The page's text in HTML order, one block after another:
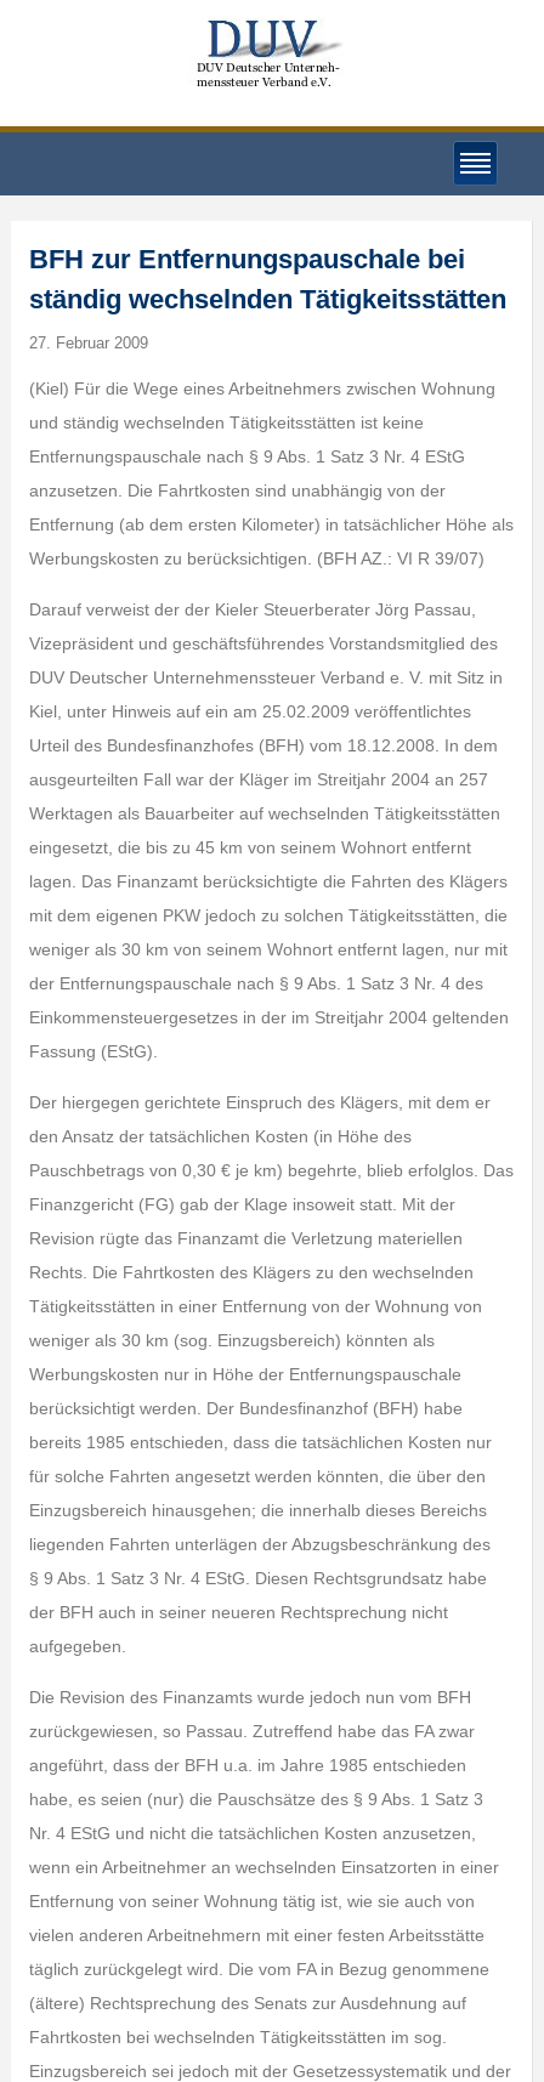
BFH zur Entfernungspauschale bei
ständig wechselnden Tätigkeitsstätten
27. Februar 2009
(Kiel) Für die Wege eines Arbeitnehmers zwischen Wohnung
und ständig wechselnden Tätigkeitsstätten ist keine
Entfernungspauschale nach § 9 Abs. 1 Satz 3 Nr. 4 EStG
anzusetzen. Die Fahrtkosten sind unabhängig von der
Entfernung (ab dem ersten Kilometer) in tatsächlicher Höhe als
Werbungskosten zu berücksichtigen. (BFH AZ.: VI R 39/07)
Darauf verweist der der Kieler Steuerberater Jörg Passau,
Vizepräsident und geschäftsführendes Vorstandsmitglied des
DUV Deutscher Unternehmenssteuer Verband e. V. mit Sitz in
Kiel, unter Hinweis auf ein am 25.02.2009 veröffentlichtes
Urteil des Bundesfinanzhofes (BFH) vom 18.12.2008. In dem
ausgeurteilten Fall war der Kläger im Streitjahr 2004 an 257
Werktagen als Bauarbeiter auf wechselnden Tätigkeitsstätten
eingesetzt, die bis zu 45 km von seinem Wohnort entfernt
lagen. Das Finanzamt berücksichtigte die Fahrten des Klägers
mit dem eigenen PKW jedoch zu solchen Tätigkeitsstätten, die
weniger als 30 km von seinem Wohnort entfernt lagen, nur mit
der Entfernungspauschale nach § 9 Abs. 1 Satz 3 Nr. 4 des
Einkommensteuergesetzes in der im Streitjahr 2004 geltenden
Fassung (EStG).
Der hiergegen gerichtete Einspruch des Klägers, mit dem er
den Ansatz der tatsächlichen Kosten (in Höhe des
Pauschbetrags von 0,30 € je km) begehrte, blieb erfolglos. Das
Finanzgericht (FG) gab der Klage insoweit statt. Mit der
Revision rügte das Finanzamt die Verletzung materiellen
Rechts. Die Fahrtkosten des Klägers zu den wechselnden
Tätigkeitsstätten in einer Entfernung von der Wohnung von
weniger als 30 km (sog. Einzugsbereich) könnten als
Werbungskosten nur in Höhe der Entfernungspauschale
berücksichtigt werden. Der Bundesfinanzhof (BFH) habe
bereits 1985 entschieden, dass die tatsächlichen Kosten nur
für solche Fahrten angesetzt werden könnten, die über den
Einzugsbereich hinausgehen; die innerhalb dieses Bereichs
liegenden Fahrten unterlägen der Abzugsbeschränkung des
§ 9 Abs. 1 Satz 3 Nr. 4 EStG. Diesen Rechtsgrundsatz habe
der BFH auch in seiner neueren Rechtsprechung nicht
aufgegeben.
Die Revision des Finanzamts wurde jedoch nun vom BFH
zurückgewiesen, so Passau. Zutreffend habe das FA zwar
angeführt, dass der BFH u.a. im Jahre 1985 entschieden
habe, es seien (nur) die Pauschsätze des § 9 Abs. 1 Satz 3
Nr. 4 EStG und nicht die tatsächlichen Kosten anzusetzen,
wenn ein Arbeitnehmer an wechselnden Einsatzorten in einer
Entfernung von seiner Wohnung tätig ist, wie sie auch von
vielen anderen Arbeitnehmern mit einer festen Arbeitsstätte
täglich zurückgelegt wird. Die vom FA in Bezug genommene
(ältere) Rechtsprechung des Senats zur Ausdehnung auf
Fahrtkosten bei wechselnden Tätigkeitsstätten im sog.
Einzugsbereich sei jedoch mit der Gesetzessystematik und der